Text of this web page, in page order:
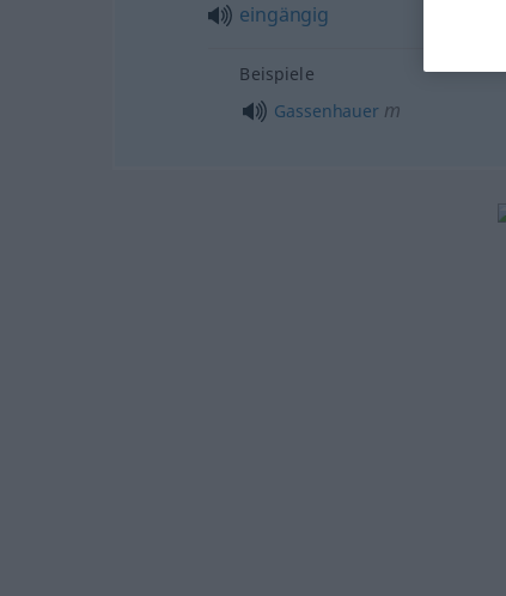
eingängig
Beispiele
Gassenhauerm